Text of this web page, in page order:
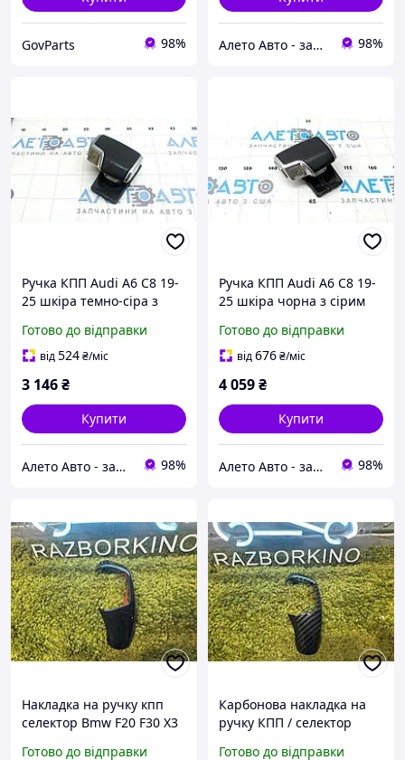
GovParts 98% Алето Авто - запчастини на авто зі США 98%
Ручка КПП Audi A6 C8 19-
25 шкіра темно-сіра з
накладкою, потерта,
вм'ятина 4K1713140BRNM
Готово до відправки
від524₴/міс
3 146₴
Купити
Алето Авто - запчастини на авто зі США 98%
Ручка КПП Audi A6 C8 19-
25 шкіра чорна з сірим
4K1713140BRNL
Готово до відправки
від676₴/міс
4 059₴
Купити
Алето Авто - запчастини на авто зі США 98%
Накладка на ручку кпп
селектор Bmw F20 F30 X3
Готово до відправки
Карбонова накладка на
ручку КПП / селектор
Готово до відправки